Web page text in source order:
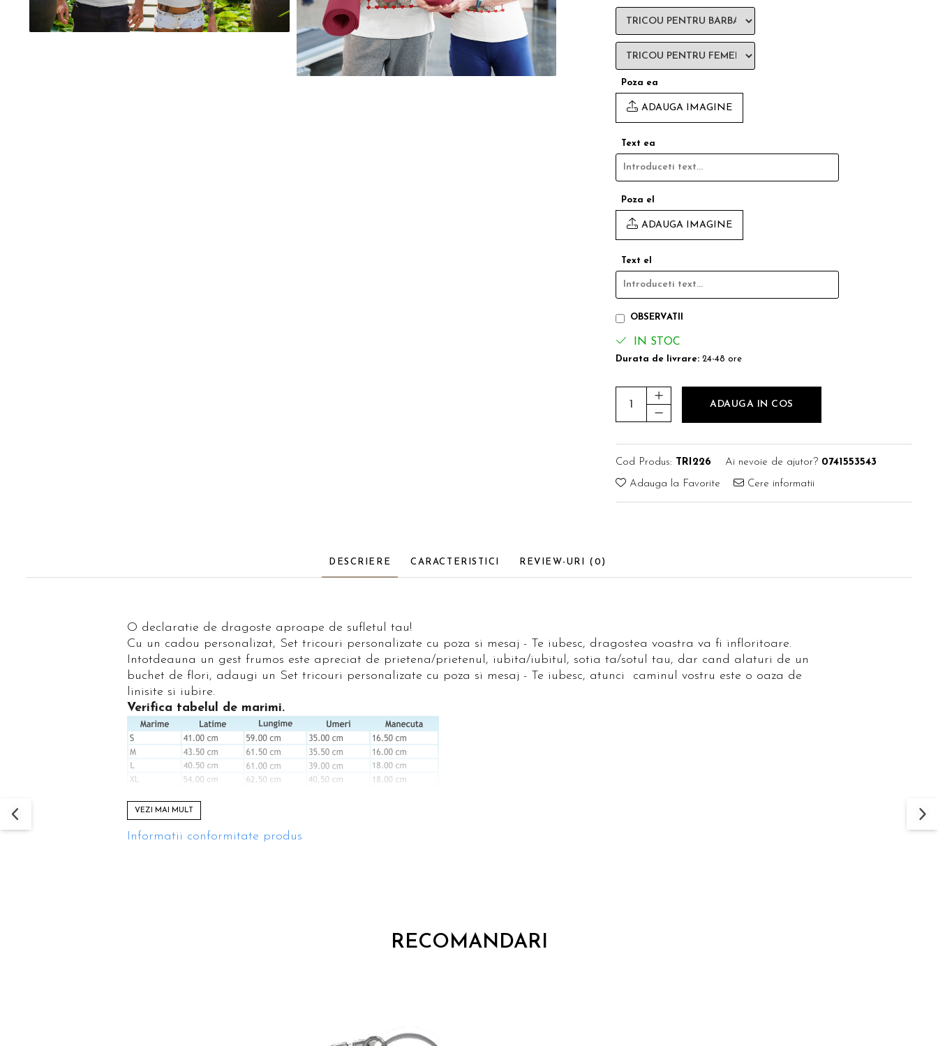
Puzzle personalizat
evenimente
Tavita de mot
Poza ea
ADAUGA IMAGINE
Text ea
Poza el
ADAUGA IMAGINE
Text el
OBSERVATII
IN STOC
Durata de livrare: 24-48 ore
ADAUGA IN COS
Cod Produs: TRI226 Ai nevoie de ajutor? 0741553543
Adauga la Favorite Cere informatii
DESCRIERE CARACTERISTICI REVIEW-URI (0)
O declaratie de dragoste aproape de sufletul tau!
Cu un cadou personalizat, Set tricouri personalizate cu poza si mesaj - Te iubesc, dragostea voastra va fi infloritoare.
Intotdeauna un gest frumos este apreciat de prietena/prietenul, iubita/iubitul, sotia ta/sotul tau, dar cand alaturi de un
buchet de flori, adaugi un Set tricouri personalizate cu poza si mesaj - Te iubesc, atunci caminul vostru este o oaza de
linisite si iubire.
Verifica tabelul de marimi.
VEZI MAI MULT
Informatii conformitate produs
RECOMANDARI